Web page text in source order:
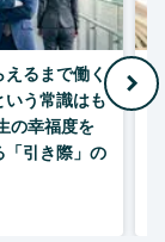
えるまで働く
いう常識はも
の幸福度を
「引き際」の